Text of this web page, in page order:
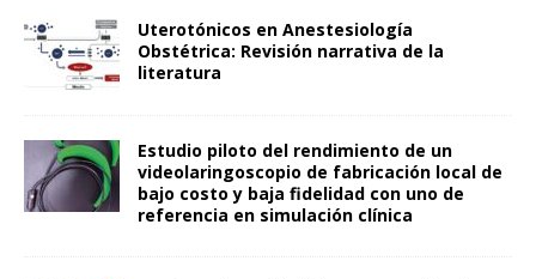
Uterotónicos en Anestesiología
Obstétrica: Revisión narrativa de la
literatura
Estudio piloto del rendimiento de un
videolaringoscopio de fabricación local de
bajo costo y baja fidelidad con uno de
referencia en simulación clínica